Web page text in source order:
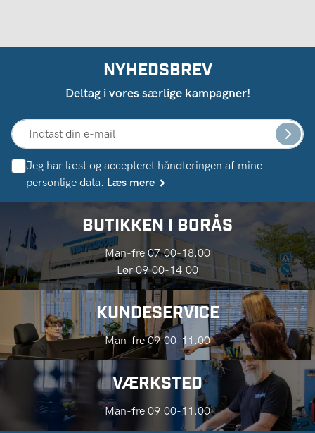
NYHEDSBREV
Deltag i vores særlige kampagner!
Jeg har læst og accepteret håndteringen af ​​mine
personlige data. Læs mere
BUTIKKEN I BORÅS
Man-fre 07.00-18.00
Lør 09.00-14.00
KUNDESERVICE
Man-fre 09.00-11.00
VÆRKSTED
Man-fre 09.00-11.00